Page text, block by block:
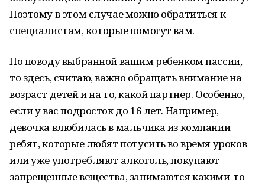
Поэтому в этом случае можно обратиться к
специалистам, которые помогут вам.
По поводу выбранной вашим ребенком пассии,
то здесь, считаю, важно обращать внимание на
возраст детей и на то, какой партнер. Особенно,
если у вас подросток до 16 лет. Например,
девочка влюбилась в мальчика из компании
ребят, которые любят потусить во время уроков
или уже употребляют алкоголь, покупают
запрещенные вещества, занимаются какими-то